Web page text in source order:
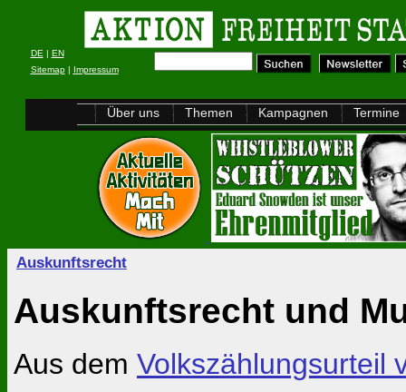
DE | EN
Sitemap| Impressum
Über uns Themen Kampagnen Termine
Auskunftsrecht
Auskunftsrecht und
Aus dem Volkszählungsurteil